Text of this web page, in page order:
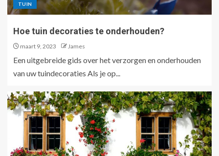
TUIN
Hoe tuin decoraties te onderhouden?
maart 9, 2023 James
Een uitgebreide gids over het verzorgen en onderhouden
van uw tuindecoraties Als je op...